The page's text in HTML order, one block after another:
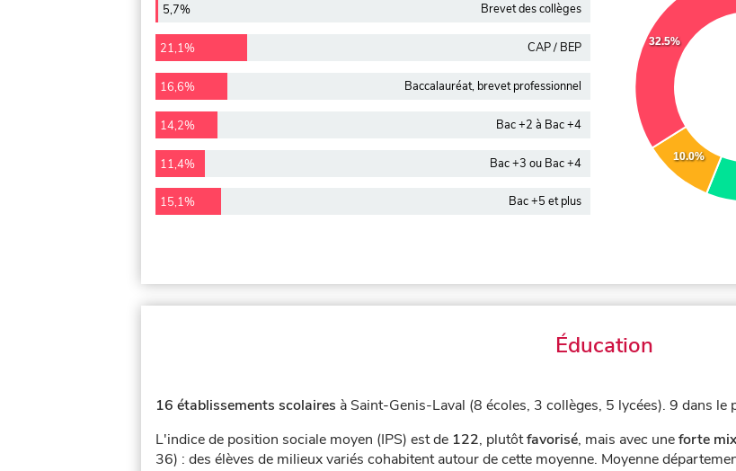
5,7% Brevet des collèges
21,1% CAP / BEP
16,6% Baccalauréat, brevet professionnel
14,2% Bac +2 à Bac +4
11,4% Bac +3 ou Bac +4
15,1% Bac +5 et plus
10.0%
32.5%
Éducation
16 établissements scolaires à Saint-Genis-Laval (8 écoles, 3 collèges, 5 lycées). 9 dans le
L'indice de position sociale moyen (IPS) est de 122, plutôtfavorisé, mais avec uneforte
36) : des élèves de milieux variés cohabitent autour de cette moyenne. Moyenne